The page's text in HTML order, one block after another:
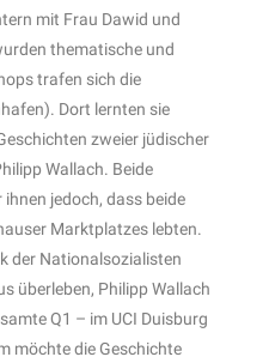
mit Frau Dawid und
thematische und
trafen sich die
Dort lernten sie
zweier jüdischer
Wallach. Beide
jedoch, dass beide
Marktplatzes lebten.
der Nationalsozialisten
überleben, Philipp Wallach
Q1 – im UCI Duisburg
möchte die Geschichte